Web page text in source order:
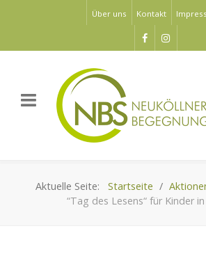
Über uns Kontakt
Aktuelle Seite: Startseite
“Tag des Lesens“ für Kinder